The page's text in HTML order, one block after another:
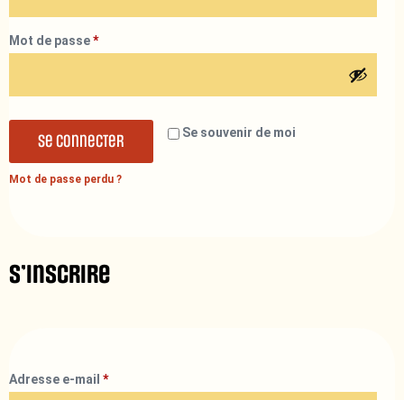
Mot de passe*
Se souvenir de moi
Se connecter
Mot de passe perdu ?
S’inscrire
Adresse e-mail *